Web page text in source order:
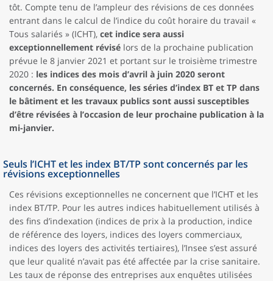
tôt. Compte tenu de l’ampleur des révisions de ces données
entrant dans le calcul de l’indice du coût horaire du travail «
Tous salariés » (ICHT), cet indice sera aussi
exceptionnellement révisé lors de la prochaine publication
prévue le 8 janvier 2021 et portant sur le troisième trimestre
2020 : les indices des mois d’avril à juin 2020 seront
concernés. En conséquence, les séries d’index BT et TP dans
le bâtiment et les travaux publics sont aussi susceptibles
d’être révisées à l’occasion de leur prochaine publication à la
mi-janvier.
Seuls l’ICHT et les index BT/TP sont concernés par les
révisions exceptionnelles
Ces révisions exceptionnelles ne concernent que l’ICHT et les
index BT/TP. Pour les autres indices habituellement utilisés à
des fins d’indexation (indices de prix à la production, indice
de référence des loyers, indices des loyers commerciaux,
indices des loyers des activités tertiaires), l’Insee s’est assuré
que leur qualité n’avait pas été affectée par la crise sanitaire.
Les taux de réponse des entreprises aux enquêtes utilisées